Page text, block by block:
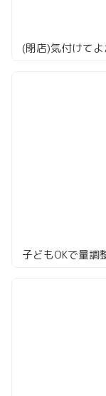
(閉店)気付けて